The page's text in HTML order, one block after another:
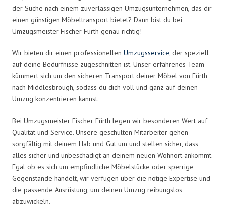
der Suche nach einem zuverlässigen Umzugsunternehmen, das dir
einen günstigen Möbeltransport bietet? Dann bist du bei
Umzugsmeister Fischer Fürth genau richtig!
Wir bieten dir einen professionellen Umzugsservice, der speziell
auf deine Bedürfnisse zugeschnitten ist. Unser erfahrenes Team
kümmert sich um den sicheren Transport deiner Möbel von Fürth
nach Middlesbrough, sodass du dich voll und ganz auf deinen
Umzug konzentrieren kannst.
Bei Umzugsmeister Fischer Fürth legen wir besonderen Wert auf
Qualität und Service. Unsere geschulten Mitarbeiter gehen
sorgfältig mit deinem Hab und Gut um und stellen sicher, dass
alles sicher und unbeschädigt an deinem neuen Wohnort ankommt.
Egal ob es sich um empfindliche Möbelstücke oder sperrige
Gegenstände handelt, wir verfügen über die nötige Expertise und
die passende Ausrüstung, um deinen Umzug reibungslos
abzuwickeln.